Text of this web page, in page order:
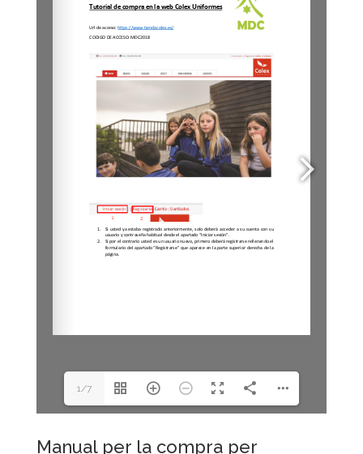
1/7
Manual per la compra per